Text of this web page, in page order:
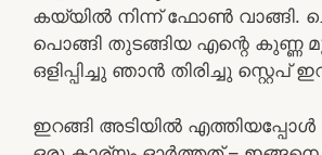
കയ്യിൽ നിന്ന് ഫോൺ വാങ്ങി.
പൊങ്ങി തുടങ്ങിയ എന്റെ കുണ്ണ
ഒളിപ്പിച്ചു ഞാൻ തിരിച്ചു സ്റ്റെപ്
ഇറങ്ങി അടിയിൽ